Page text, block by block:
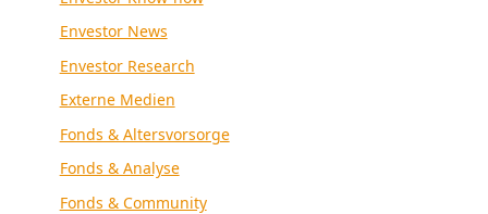
Envestor News
Envestor Research
Externe Medien
Fonds & Altersvorsorge
Fonds & Analyse
Fonds & Community